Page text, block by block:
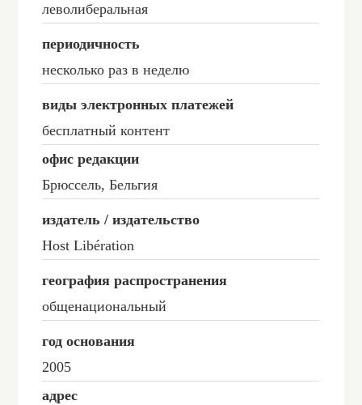
леволиберальная
периодичность
несколько раз в неделю
виды электронных платежей
бесплатный контент
офис редакции
Брюссель, Бельгия
издатель / издательство
Host Libération
география распространения
общенациональный
год основания
2005
адрес